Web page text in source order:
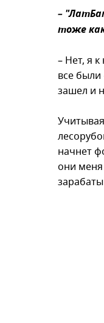
–
тоже
– Нет, я
все
зашел и
начнет
они меня